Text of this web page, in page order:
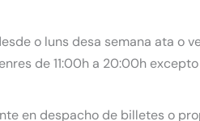
o luns desa semana ata o
de 11:00h a 20:00h
en despacho de billetes o